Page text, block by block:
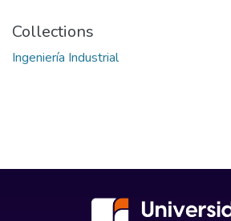
Collections
Ingeniería Industrial